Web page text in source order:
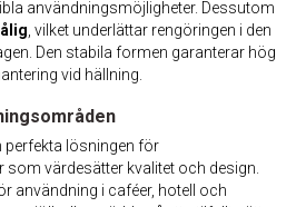
användningsmöjligheter. Dessutom
, vilket underlättar rengöringen i den
Den stabila formen garanterar hög
vid hällning.
perfekta lösningen för
värdesätter kvalitet och design.
användning i caféer, hotell och